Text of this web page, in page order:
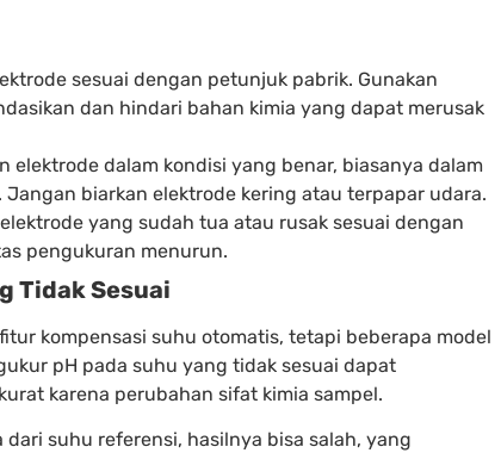
sesuai dengan petunjuk pabrik. Gunakan
dan hindari bahan kimia yang dapat merusak
elektrode dalam kondisi yang benar, biasanya dalam
biarkan elektrode kering atau terpapar udara.
yang sudah tua atau rusak sesuai dengan
pengukuran menurun.
Tidak Sesuai
kompensasi suhu otomatis, tetapi beberapa model
pH pada suhu yang tidak sesuai dapat
karena perubahan sifat kimia sampel.
suhu referensi, hasilnya bisa salah, yang